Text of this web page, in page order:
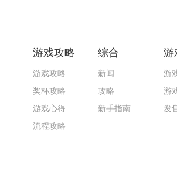
游戏攻略
游戏攻略
奖杯攻略
游戏心得
流程攻略
综合
新闻
攻略
新手指南
游
游
游
发